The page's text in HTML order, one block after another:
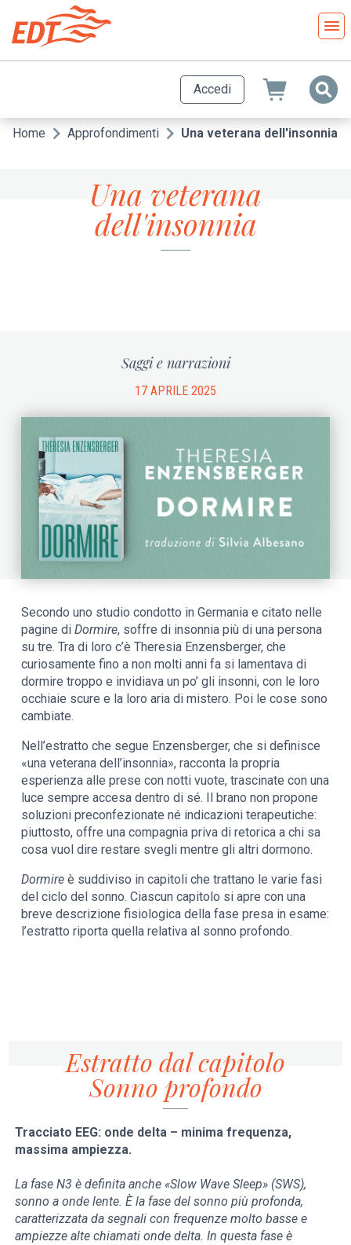
contenuto
principale
Accedi
Briciole
Home Approfondimenti Una veterana dell'insonnia
Una veterana
dell'insonnia
Saggi e narrazioni
17 APRILE 2025
Secondo uno studio condotto in Germania e citato nelle
pagine diDormire, soffre di insonnia più di una persona
su tre. Tra di loro c’è Theresia Enzensberger, che
curiosamente fino a non molti anni fa si lamentava di
dormire troppo e invidiava un po’ gli insonni, con le loro
occhiaie scure e la loro aria di mistero. Poi le cose sono
cambiate.
Nell’estratto che segue Enzensberger, che si definisce
«una veterana dell’insonnia», racconta la propria
esperienza alle prese con notti vuote, trascinate con una
luce sempre accesa dentro di sé. Il brano non propone
soluzioni preconfezionate né indicazioni terapeutiche:
piuttosto, offre una compagnia priva di retorica a chi sa
cosa vuol dire restare svegli mentre gli altri dormono.
Dormire è suddiviso in capitoli che trattano le varie fasi
del ciclo del sonno. Ciascun capitolo si apre con una
breve descrizione fisiologica della fase presa in esame:
l’estratto riporta quella relativa al sonno profondo.
Estratto dal capitolo
Sonno profondo
Tracciato EEG: onde delta – minima frequenza,
massima ampiezza.
La fase N3 è definita anche «Slow Wave Sleep» (SWS),
sonno a onde lente. È la fase del sonno più profonda,
caratterizzata da segnali con frequenze molto basse e
ampiezze alte chiamati onde delta. In questa fase è